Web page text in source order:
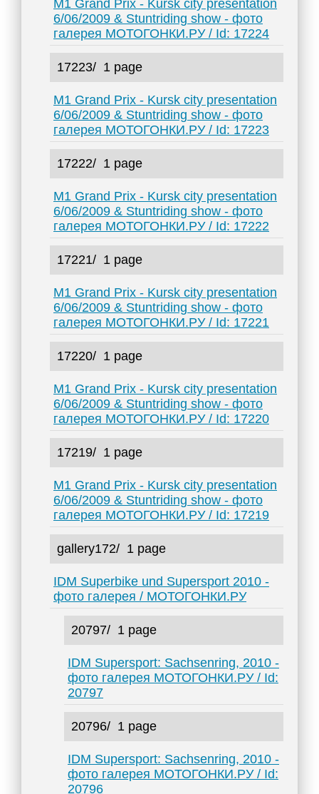
M1 Grand Prix - Kursk city presentation
6/06/2009 & Stuntriding show - фото
галерея МОТОГОНКИ.РУ / Id: 17224
17223/ 1 page
M1 Grand Prix - Kursk city presentation
6/06/2009 & Stuntriding show - фото
галерея МОТОГОНКИ.РУ / Id: 17223
17222/ 1 page
M1 Grand Prix - Kursk city presentation
6/06/2009 & Stuntriding show - фото
галерея МОТОГОНКИ.РУ / Id: 17222
17221/ 1 page
M1 Grand Prix - Kursk city presentation
6/06/2009 & Stuntriding show - фото
галерея МОТОГОНКИ.РУ / Id: 17221
17220/ 1 page
M1 Grand Prix - Kursk city presentation
6/06/2009 & Stuntriding show - фото
галерея МОТОГОНКИ.РУ / Id: 17220
17219/ 1 page
M1 Grand Prix - Kursk city presentation
6/06/2009 & Stuntriding show - фото
галерея МОТОГОНКИ.РУ / Id: 17219
gallery172/ 1 page
IDM Superbike und Supersport 2010 -
фото галерея / МОТОГОНКИ.РУ
20797/ 1 page
IDM Supersport: Sachsenring, 2010 -
фото галерея МОТОГОНКИ.РУ / Id:
20797
20796/ 1 page
IDM Supersport: Sachsenring, 2010 -
фото галерея МОТОГОНКИ.РУ / Id:
20796